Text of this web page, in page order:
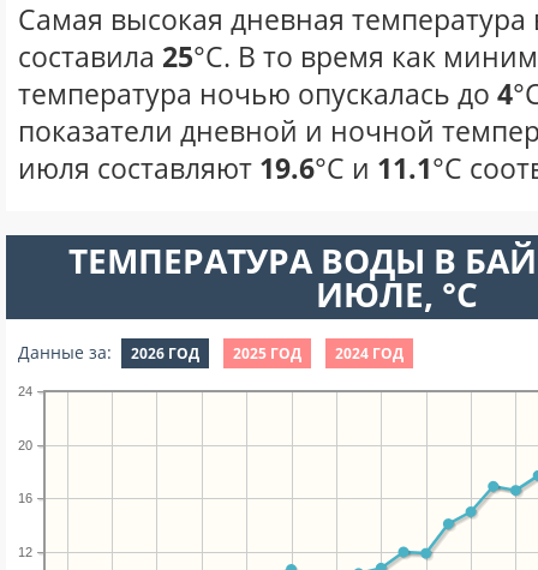
Самая высокая дневная температура
составила 25°С. В то время как
температура ночью опускалась до 4
показатели дневной и ночной
июля составляют 19.6°С и 11.1°С
ТЕМПЕРАТУРА ВОДЫ В
ИЮЛЕ, °C
Данные за: 2026 ГОД 2025 ГОД 2024 ГОД
12
16
20
24